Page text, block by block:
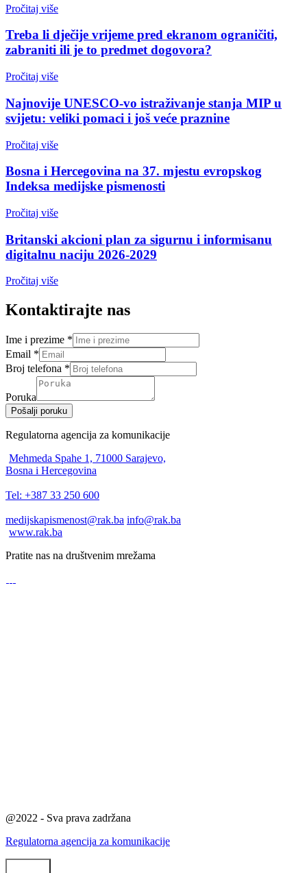
Pročitaj više
Treba li dječije vrijeme pred ekranom ograničiti,
zabraniti ili je to predmet dogovora?
Pročitaj više
Najnovije UNESCO-vo istraživanje stanja MIP u
svijetu: veliki pomaci i još veće praznine
Pročitaj više
Bosna i Hercegovina na 37. mjestu evropskog
Indeksa medijske pismenosti
Pročitaj više
Britanski akcioni plan za sigurnu i informisanu
digitalnu naciju 2026-2029
Pročitaj više
Kontaktirajte nas
Ime i prezime *
Email *
Broj telefona *
Poruka
Pošalji poruku
Regulatorna agencija za komunikacije
Mehmeda Spahe 1, 71000 Sarajevo,
Bosna i Hercegovina
Tel: +387 33 250 600
medijskapismenost@rak.ba info@rak.ba
www.rak.ba
Pratite nas na društvenim mrežama
@2022 - Sva prava zadržana
Regulatorna agencija za komunikacije